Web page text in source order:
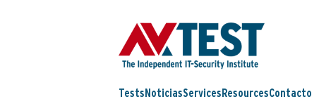
Tests NoticiasServices ResourcesContacto